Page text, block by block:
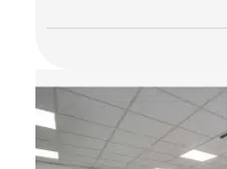
Bus Bus Ligne 213
N104 Autoroute A4